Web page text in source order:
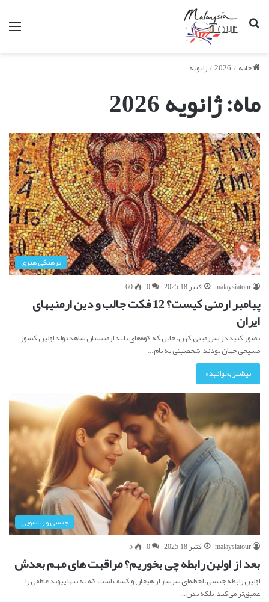
جستجو
خانه/
2026
/ژانویه
ماه:ژانویه 2026
فرهنگی هنری
malaysiatour
اکتبر 18, 2025 0
60
پیامبر ارمنی کیست؟ 12 فکت جالب و دین ارمنیهای
ایران
تصور کنید در سرزمینی کهن، جایی که کوه‌های بلند ارمنستان شاهد تولد اولین کشور
مسیحی جهان بودند، شخصیتی به نام…
بیشتر بخوانید »
جنسی و زناشویی
malaysiatour
اکتبر 18, 2025 0
5
بعد از اولین رابطه چی بخوریم؟ مراقبت های مهم بعدش
اولین رابطه جنسی، لحظه‌ای سرشار از هیجان و کشف است که نه تنها پیوند عاطفی را
عمیق‌تر می‌کند، بلکه بدن…